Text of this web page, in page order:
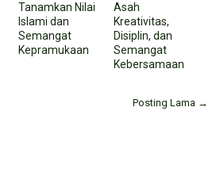
Tanamkan Nilai
Islami dan
Semangat
Kepramukaan
Asah
Kreativitas,
Disiplin, dan
Semangat
Kebersamaan
Posting Lama →